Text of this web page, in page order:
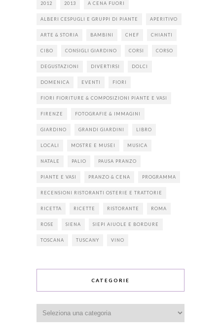
2012 2013 A CENA FUORI
ALBERI CESPUGLI E GRUPPI DI PIANTE APERITIVO
ARTE & STORIA BAMBINI CHEF CHIANTI
CIBO CONSIGLI GIARDINO CORSI CORSO
DEGUSTAZIONI DIVERTIRSI DOLCI
DOMENICA EVENTI FIORI
FIORI FIORITURE & COMPOSIZIONI PIANTE E VASI
FIRENZE FOTOGRAFIE & IMMAGINI
GIARDINO GRANDI GIARDINI LIBRO
LOCALI MOSTRE E MUSEI MUSICA
NATALE PALIO PAUSA PRANZO
PIANTE E VASI PRANZO & CENA PROGRAMMA
RECENSIONI RISTORANTI OSTERIE E TRATTORIE
RICETTA RICETTE RISTORANTE ROMA
ROSE SIENA SIEPI AIUOLE E BORDURE
TOSCANA TUSCANY VINO
CATEGORIE